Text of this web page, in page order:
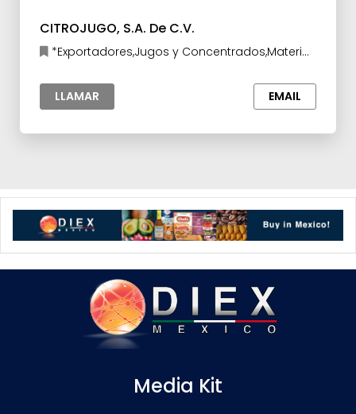
CITROJUGO, S.A. De C.V.
*Exportadores,Jugos y Concentrados,Materia
LLAMAR
EMAIL
Media Kit